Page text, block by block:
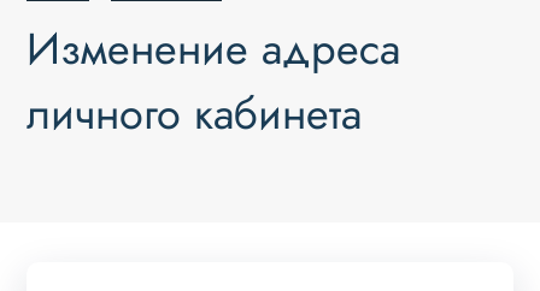
Изменение адреса
личного кабинета